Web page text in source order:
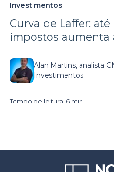
Investimentos
Curva de Laffer:
impostos aumenta
Alan Martins, analista
Investimentos
Tempo de leitura: 6 min.